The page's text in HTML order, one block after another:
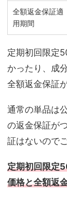
全額返金保証適
用期間
定期初回限定
かったり、成
全額返金保証
通常の単品は
の返金保証が
証はないので
定期初回限定
価格と全額返